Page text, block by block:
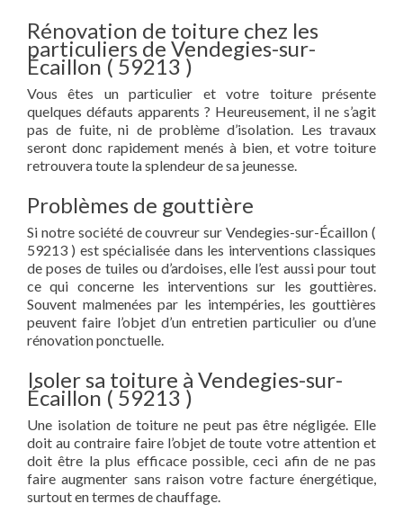
Rénovation de toiture chez les
particuliers de Vendegies-sur-
Écaillon ( 59213 )
Vous êtes un particulier et votre toiture présente
quelques défauts apparents ? Heureusement, il ne s’agit
pas de fuite, ni de problème d’isolation. Les travaux
seront donc rapidement menés à bien, et votre toiture
retrouvera toute la splendeur de sa jeunesse.
Problèmes de gouttière
Si notre société de couvreur sur Vendegies-sur-Écaillon (
59213 ) est spécialisée dans les interventions classiques
de poses de tuiles ou d’ardoises, elle l’est aussi pour tout
ce qui concerne les interventions sur les gouttières.
Souvent malmenées par les intempéries, les gouttières
peuvent faire l’objet d’un entretien particulier ou d’une
rénovation ponctuelle.
Isoler sa toiture à Vendegies-sur-
Écaillon ( 59213 )
Une isolation de toiture ne peut pas être négligée. Elle
doit au contraire faire l’objet de toute votre attention et
doit être la plus efficace possible, ceci afin de ne pas
faire augmenter sans raison votre facture énergétique,
surtout en termes de chauffage.